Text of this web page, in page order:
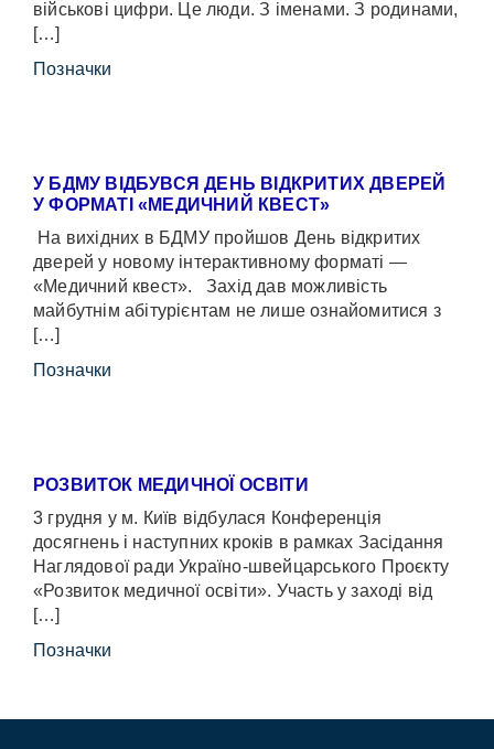
військові цифри. Це люди. З іменами. З родинами,
[…]
Позначки
У БДМУ ВІДБУВСЯ ДЕНЬ ВІДКРИТИХ ДВЕРЕЙ
У ФОРМАТІ «МЕДИЧНИЙ КВЕСТ»
На вихідних в БДМУ пройшов День відкритих
дверей у новому інтерактивному форматі —
«Медичний квест». Захід дав можливість
майбутнім абітурієнтам не лише ознайомитися з
[…]
Позначки
РОЗВИТОК МЕДИЧНОЇ ОСВІТИ
3 грудня у м. Київ відбулася Конференція
досягнень і наступних кроків в рамках Засідання
Наглядової ради Україно-швейцарського Проєкту
«Розвиток медичної освіти». Участь у заході від
[…]
Позначки